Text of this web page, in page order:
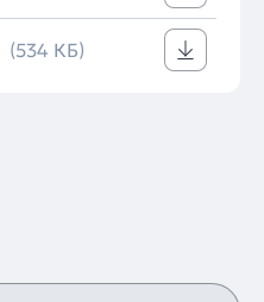
(534 КБ)